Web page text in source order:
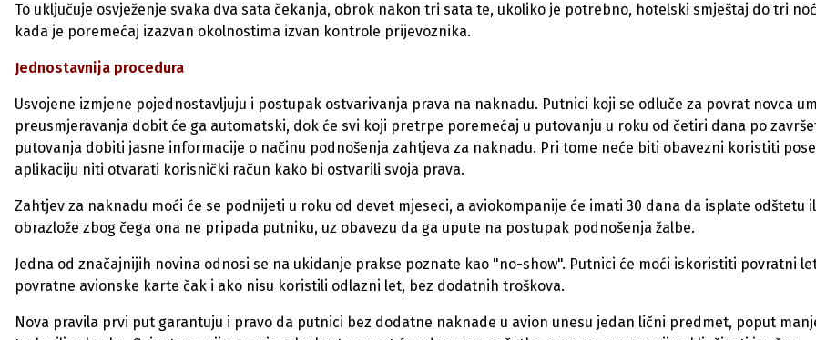
To uključuje osvježenje svaka dva sata čekanja, obrok nakon tri sata te, ukoliko je potrebno, hotelski smještaj do tri
kada je poremećaj izazvan okolnostima izvan kontrole prijevoznika.
Jednostavnija procedura
Usvojene izmjene pojednostavljuju i postupak ostvarivanja prava na naknadu. Putnici koji se odluče za povrat novca
preusmjeravanja dobit će ga automatski, dok će svi koji pretrpe poremećaj u putovanju u roku od četiri dana po
putovanja dobiti jasne informacije o načinu podnošenja zahtjeva za naknadu. Pri tome neće biti obavezni koristiti
aplikaciju niti otvarati korisnički račun kako bi ostvarili svoja prava.
Zahtjev za naknadu moći će se podnijeti u roku od devet mjeseci, a aviokompanije će imati 30 dana da isplate odštetu
obrazlože zbog čega ona ne pripada putniku, uz obavezu da ga upute na postupak podnošenja žalbe.
Jedna od značajnijih novina odnosi se na ukidanje prakse poznate kao "no-show". Putnici će moći iskoristiti povratni
povratne avionske karte čak i ako nisu koristili odlazni let, bez dodatnih troškova.
Nova pravila prvi put garantuju i pravo da putnici bez dodatne naknade u avion unesu jedan lični predmet, poput